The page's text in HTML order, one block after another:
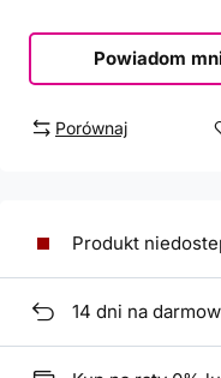
Powiadom
Porównaj
Produkt
14 dni na